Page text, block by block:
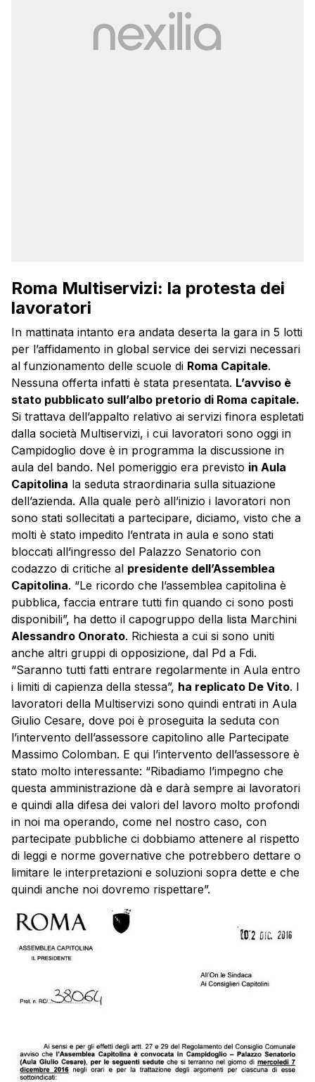
Roma Multiservizi: la protesta dei
lavoratori
In mattinata intanto era andata deserta la gara in 5 lotti
per l’affidamento in global service dei servizi necessari
al funzionamento delle scuole di Roma Capitale.
Nessuna offerta infatti è stata presentata. L’avviso è
stato pubblicato sull’albo pretorio di Roma capitale.
Si trattava dell’appalto relativo ai servizi finora espletati
dalla società Multiservizi, i cui lavoratori sono oggi in
Campidoglio dove è in programma la discussione in
aula del bando. Nel pomeriggio era previsto in Aula
Capitolina la seduta straordinaria sulla situazione
dell’azienda. Alla quale però all’inizio i lavoratori non
sono stati sollecitati a partecipare, diciamo, visto che a
molti è stato impedito l’entrata in aula e sono stati
bloccati all’ingresso del Palazzo Senatorio con
codazzo di critiche al presidente dell’Assemblea
Capitolina. “Le ricordo che l’assemblea capitolina è
pubblica, faccia entrare tutti fin quando ci sono posti
disponibili”, ha detto il capogruppo della lista Marchini
Alessandro Onorato. Richiesta a cui si sono uniti
anche altri gruppi di opposizione, dal Pd a Fdi.
“Saranno tutti fatti entrare regolarmente in Aula entro
i limiti di capienza della stessa”, ha replicato De Vito. I
lavoratori della Multiservizi sono quindi entrati in Aula
Giulio Cesare, dove poi è proseguita la seduta con
l’intervento dell’assessore capitolino alle Partecipate
Massimo Colomban. E qui l’intervento dell’assessore è
stato molto interessante: “Ribadiamo l’impegno che
questa amministrazione dà e darà sempre ai lavoratori
e quindi alla difesa dei valori del lavoro molto profondi
in noi ma operando, come nel nostro caso, con
partecipate pubbliche ci dobbiamo attenere al rispetto
di leggi e norme governative che potrebbero dettare o
limitare le interpretazioni e soluzioni sopra dette e che
quindi anche noi dovremo rispettare”.